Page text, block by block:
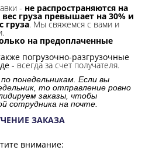
- не распространяются на
груза превышает на 30% и
груза. Мы свяжемся с вами и
на предоплаченные
погрузочно-разгрузочные
- всегда за счет получателя.
понедельникам. Если вы
то отправление ровно
заказы, чтобы
сотрудника на почте.
ЗАКАЗА
внимание: